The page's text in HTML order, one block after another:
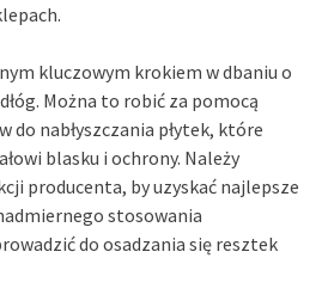
kluczowym krokiem w dbaniu o
Można to robić za pomocą
do nabłyszczania płytek, które
blasku i ochrony. Należy
producenta, by uzyskać najlepsze
stosowania
do osadzania się resztek